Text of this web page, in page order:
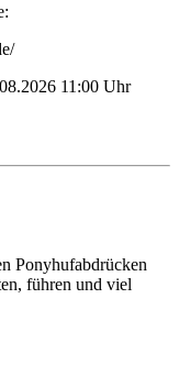
11:00 Uhr
Ponyhufabdrücken
führen und viel